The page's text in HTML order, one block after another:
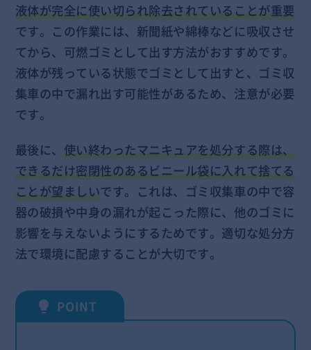
液体が完全に使い切られ除去されていることが重要
です。この作業には、新聞紙や綿棒などに吸収させ
てから、可燃ゴミとして出す方法がおすすめです。
液体が残っている状態でゴミとして出すと、ゴミ収
集車の中で漏れ出す可能性があるため、注意が必要
です。
最後に、 使い終わったマニキュアを処分する際は、
できるだけ密閉性のあるビニール袋に入れて捨てる
ことが望ましいです。これは、ゴミ収集車の中で容
器の破損や中身の漏れが起こった際に、他のゴミに
影響を与えないようにするためです。適切な処分方
法で環境に配慮することが大切です。